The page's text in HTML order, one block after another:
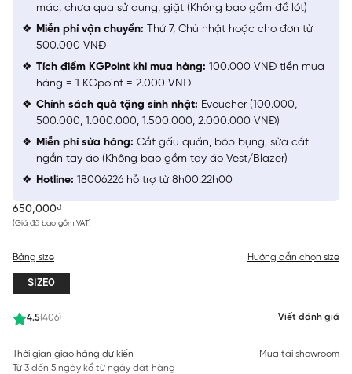
650,000₫
(Giá đã bao gồm VAT)
4.5(406) Viết đánh giá
Bảng size Hướng dẫn chọn size
SIZE0
Thời gian giao hàng dự kiến
Từ 3 đến 5 ngày kể từ ngày đặt hàng
Mua tại showroom
mác, chưa qua sử dụng, giặt (Không bao gồm đồ lót)
Miễn phí vận chuyển: Thứ 7, Chủ nhật hoặc cho đơn từ
500.000 VNĐ
Tích điểm KGPoint khi mua hàng: 100.000 VNĐ tiền mua
hàng = 1 KGpoint = 2.000 VNĐ
Chính sách quà tặng sinh nhật: Evoucher (100.000,
500.000, 1.000.000, 1.500.000, 2.000.000 VNĐ)
Miễn phí sửa hàng: Cắt gấu quần, bóp bụng, sửa cắt
ngắn tay áo (Không bao gồm tay áo Vest/Blazer)
Hotline: 18006226 hỗ trợ từ 8h00:22h00